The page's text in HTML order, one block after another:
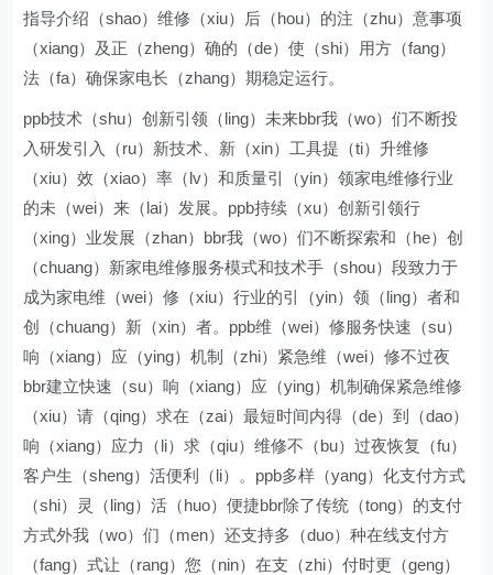
指导介绍（shao）维修（xiu）后（hou）的注（zhu）意事项
（xiang）及正（zheng）确的（de）使（shi）用方（fang）
法（fa）确保家电长（zhang）期稳定运行。
ppb技术（shu）创新引领（ling）未来bbr我（wo）们不断投
入研发引入（ru）新技术、新（xin）工具提（ti）升维修
（xiu）效（xiao）率（lv）和质量引（yin）领家电维修行业
的未（wei）来（lai）发展。ppb持续（xu）创新引领行
（xing）业发展（zhan）bbr我（wo）们不断探索和（he）创
（chuang）新家电维修服务模式和技术手（shou）段致力于
成为家电维（wei）修（xiu）行业的引（yin）领（ling）者和
创（chuang）新（xin）者。ppb维（wei）修服务快速（su）
响（xiang）应（ying）机制（zhi）紧急维（wei）修不过夜
bbr建立快速（su）响（xiang）应（ying）机制确保紧急维修
（xiu）请（qing）求在（zai）最短时间内得（de）到（dao）
响（xiang）应力（li）求（qiu）维修不（bu）过夜恢复（fu）
客户生（sheng）活便利（li）。ppb多样（yang）化支付方式
（shi）灵（ling）活（huo）便捷bbr除了传统（tong）的支付
方式外我（wo）们（men）还支持多（duo）种在线支付方
（fang）式让（rang）您（nin）在支（zhi）付时更（geng）